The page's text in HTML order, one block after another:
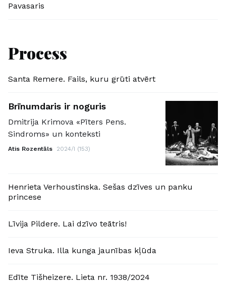
Pavasaris
Process
Santa Remere. Fails, kuru grūti atvērt
Brīnumdaris ir noguris
Dmitrija Krimova «Pīters Pens.
Sindroms» un konteksti
Atis Rozentāls 2024/I (153)
Henrieta Verhoustinska. Sešas dzīves un panku
princese
Līvija Pildere. Lai dzīvo teātris!
Ieva Struka. Illa kunga jaunības kļūda
Edīte Tišheizere. Lieta nr. 1938/2024